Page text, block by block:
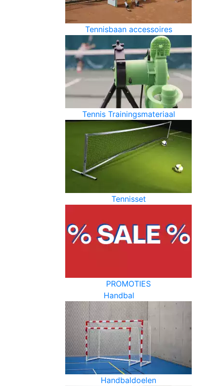
Tennisbaan accessoires
Tennis Trainingsmateriaal
Tennisset
PROMOTIES
Handbal
Handbaldoelen